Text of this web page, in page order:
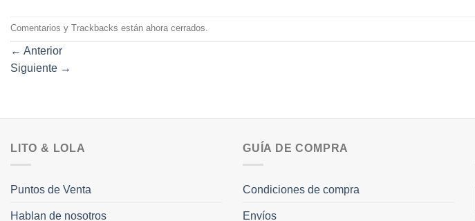
Comentarios y Trackbacks están ahora cerrados.
← Anterior
Siguiente →
LITO & LOLA
Puntos de Venta
Hablan de nosotros
GUÍA DE COMPRA
Condiciones de compra
Envíos